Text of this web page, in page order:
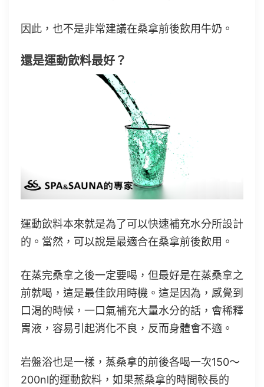
因此，也不是非常建議在桑拿前後飲用牛奶。
還是運動飲料最好？
運動飲料本來就是為了可以快速補充水分所設計
的。當然，可以說是最適合在桑拿前後飲用。
在蒸完桑拿之後一定要喝，但最好是在蒸桑拿之
前就喝，這是最佳飲用時機。這是因為，感覺到
口渴的時候，一口氣補充大量水分的話，會稀釋
胃液，容易引起消化不良，反而身體會不適。
岩盤浴也是一樣，蒸桑拿的前後各喝一次150～
200nl的運動飲料，如果蒸桑拿的時間較長的